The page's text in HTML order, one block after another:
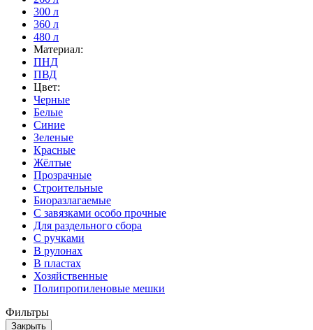
300 л
360 л
480 л
Материал:
ПНД
ПВД
Цвет:
Черные
Белые
Синие
Зеленые
Красные
Жёлтые
Прозрачные
Строительные
Биоразлагаемые
С завязками особо прочные
Для раздельного сбора
С ручками
В рулонах
В пластах
Хозяйственные
Полипропиленовые мешки
Фильтры
Закрыть